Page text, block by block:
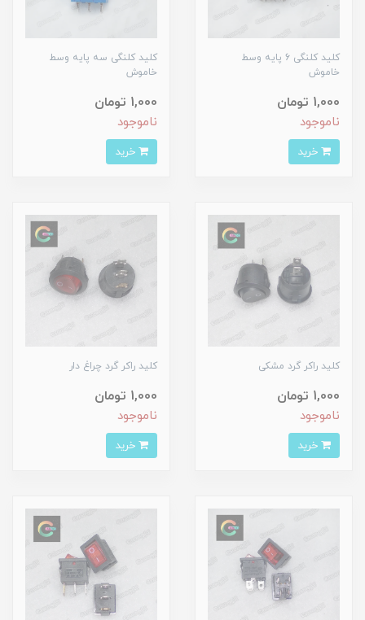
کلید کلنگی 6 پایه وسط
خاموش
1,000 تومان
ناموجود
کلید کلنگی سه پایه وسط
خاموش
1,000 تومان
ناموجود
کلید راکر گرد مشکی
1,000 تومان
ناموجود
کلید راکر گرد چراغ دار
1,000 تومان
ناموجود